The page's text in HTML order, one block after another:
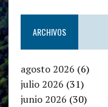
ARCHIVOS
agosto 2026 (6)
julio 2026 (31)
junio 2026 (30)